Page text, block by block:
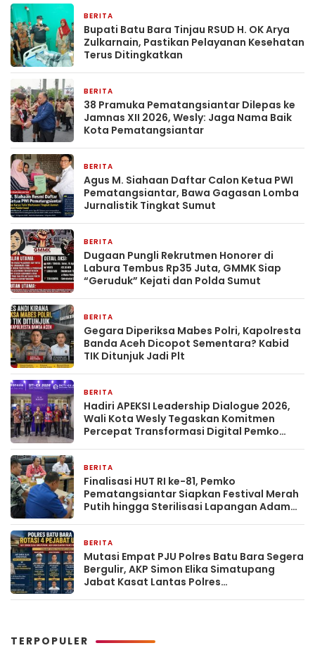
BERITA
Bupati Batu Bara Tinjau RSUD H. OK Arya
Zulkarnain, Pastikan Pelayanan Kesehatan
Terus Ditingkatkan
BERITA
38 Pramuka Pematangsiantar Dilepas ke
Jamnas XII 2026, Wesly: Jaga Nama Baik
Kota Pematangsiantar
BERITA
Agus M. Siahaan Daftar Calon Ketua PWI
Pematangsiantar, Bawa Gagasan Lomba
Jurnalistik Tingkat Sumut
BERITA
Dugaan Pungli Rekrutmen Honorer di
Labura Tembus Rp35 Juta, GMMK Siap
“Geruduk” Kejati dan Polda Sumut
BERITA
Gegara Diperiksa Mabes Polri, Kapolresta
Banda Aceh Dicopot Sementara? Kabid
TIK Ditunjuk Jadi Plt
BERITA
Hadiri APEKSI Leadership Dialogue 2026,
Wali Kota Wesly Tegaskan Komitmen
Percepat Transformasi Digital Pemko
BERITA
Finalisasi HUT RI ke-81, Pemko
Pematangsiantar Siapkan Festival Merah
Putih hingga Sterilisasi Lapangan Adam
BERITA
Mutasi Empat PJU Polres Batu Bara Segera
Bergulir, AKP Simon Elika Simatupang
Jabat Kasat Lantas Polres
TERPOPULER